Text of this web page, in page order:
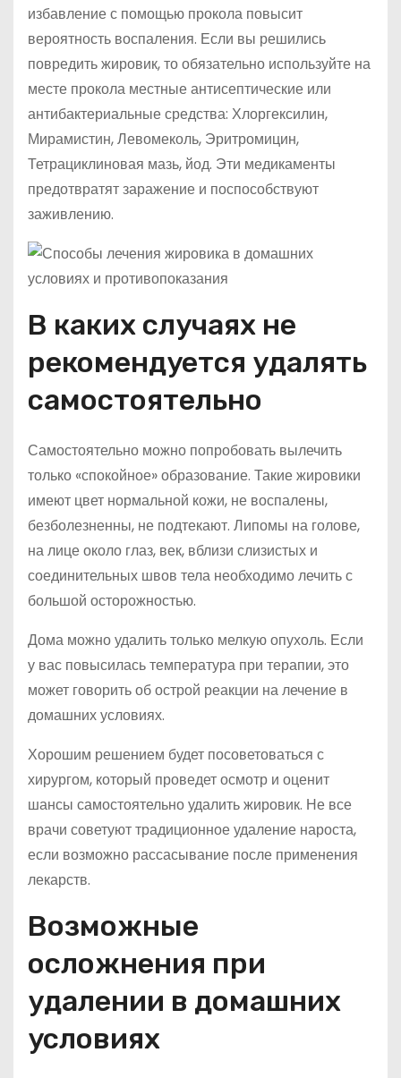
избавление с помощью прокола повысит
вероятность воспаления. Если вы решились
повредить жировик, то обязательно используйте на
месте прокола местные антисептические или
антибактериальные средства: Хлоргексилин,
Мирамистин, Левомеколь, Эритромицин,
Тетрациклиновая мазь, йод. Эти медикаменты
предотвратят заражение и поспособствуют
заживлению.
В каких случаях не
рекомендуется удалять
самостоятельно
Самостоятельно можно попробовать вылечить
только «спокойное» образование. Такие жировики
имеют цвет нормальной кожи, не воспалены,
безболезненны, не подтекают. Липомы на голове,
на лице около глаз, век, вблизи слизистых и
соединительных швов тела необходимо лечить с
большой осторожностью.
Дома можно удалить только мелкую опухоль. Если
у вас повысилась температура при терапии, это
может говорить об острой реакции на лечение в
домашних условиях.
Хорошим решением будет посоветоваться с
хирургом, который проведет осмотр и оценит
шансы самостоятельно удалить жировик. Не все
врачи советуют традиционное удаление нароста,
если возможно рассасывание после применения
лекарств.
Возможные
осложнения при
удалении в домашних
условиях